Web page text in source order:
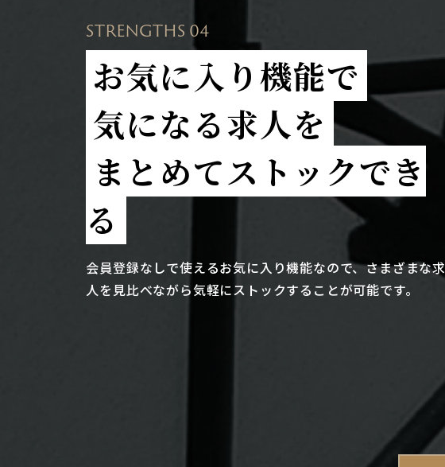
STRENGTHS 04
お気に入り機能で
気になる求人を
まとめてストックでき
る
会員登録なしで使えるお気に入り機能なので、さまざまな求
人を見比べながら気軽にストックすることが可能です。